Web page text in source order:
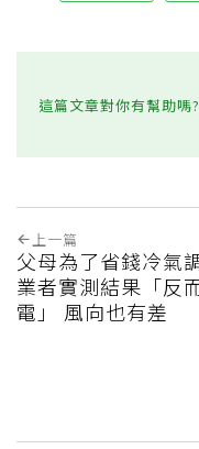
這篇文章對你有幫助嗎?
上一篇
父母為了省錢冷氣
業者實測結果「反
電」 風向也有差